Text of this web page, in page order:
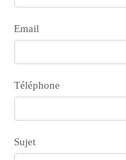
Email
Téléphone
Sujet